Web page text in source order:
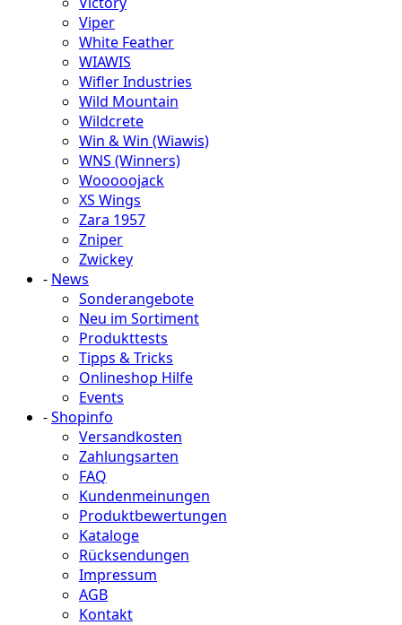
Viper
White Feather
WIAWIS
Wifler Industries
Wild Mountain
Wildcrete
Win & Win (Wiawis)
WNS (Winners)
Wooooojack
XS Wings
Zara 1957
Zniper
Zwickey
- News
Sonderangebote
Neu im Sortiment
Produkttests
Tipps & Tricks
Onlineshop Hilfe
Events
-Shopinfo
Versandkosten
Zahlungsarten
FAQ
Kundenmeinungen
Produktbewertungen
Kataloge
Rücksendungen
Impressum
AGB
Kontakt